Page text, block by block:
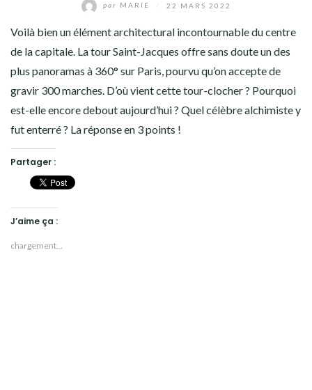
par MARIE 22 MARS 2022
Voilà bien un élément architectural incontournable du centre
de la capitale. La tour Saint-Jacques offre sans doute un des
plus panoramas à 360° sur Paris, pourvu qu’on accepte de
gravir 300 marches. D’où vient cette tour-clocher ? Pourquoi
est-elle encore debout aujourd’hui ? Quel célèbre alchimiste y
fut enterré ? La réponse en 3 points !
Partager :
J’aime ça :
chargement…